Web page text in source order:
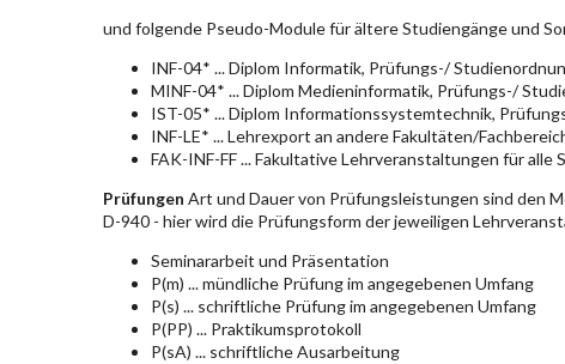
und folgende Pseudo-Module für ältere Studiengänge und
INF-04* ... Diplom Informatik, Prüfungs-/
MINF-04* ... Diplom Medieninformatik, Prüfungs-/
IST-05* ... Diplom Informationssystemtechnik,
INF-LE* ... Lehrexport an andere Fakultäten/
FAK-INF-FF ... Fakultative Lehrveranstaltungen für
Prüfungen Art und Dauer von Prüfungsleistungen sind den
D-940 - hier wird die Prüfungsform der jeweiligen
Seminararbeit und Präsentation
P(m) ... mündliche Prüfung im angegebenen Umfang
P(s) ... schriftliche Prüfung im angegebenen Umfang
P(PP) ... Praktikumsprotokoll
P(sA) ... schriftliche Ausarbeitung